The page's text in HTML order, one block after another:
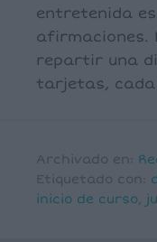
entretenida
afirmaciones.
repartir una
tarjetas, cada
Archivado en:
Etiquetado con:
inicio de curso,